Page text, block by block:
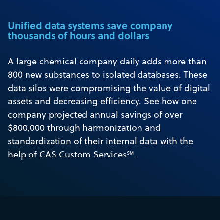
Unified data systems save company
thousands of hours and dollars
A large chemical company daily adds more than
800 new substances to isolated databases. These
data silos were compromising the value of digital
assets and decreasing efficiency. See how one
company projected annual savings of over
$800,000 through harmonization and
standardization of their internal data with the
help of CAS Custom Services℠.